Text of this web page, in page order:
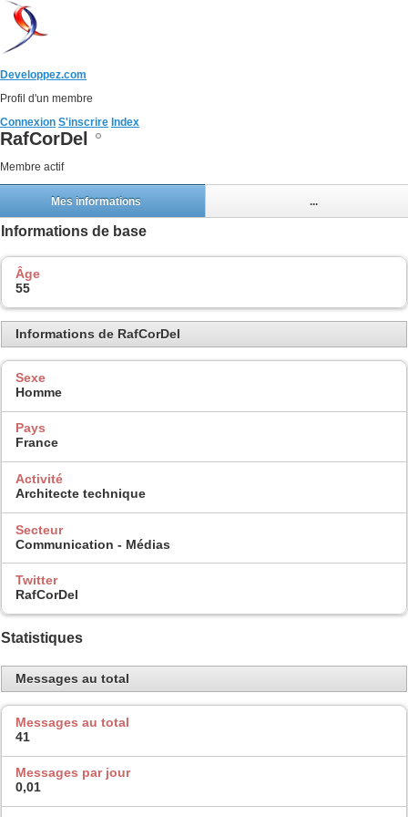
Developpez.com
Profil d'un membre
Connexion S'inscrire Index
RafCorDel
Membre actif
Mes informations ...
Informations de base
Âge
55
Informations de RafCorDel
Sexe
Homme
Pays
France
Activité
Architecte technique
Secteur
Communication - Médias
Twitter
RafCorDel
Statistiques
Messages au total
Messages au total
41
Messages par jour
0,01